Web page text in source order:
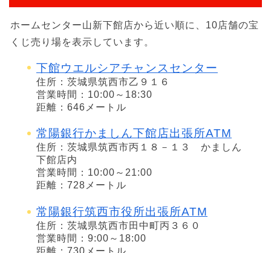
ホームセンター山新下館店から近い順に、10店舗の宝
くじ売り場を表示しています。
下館ウエルシアチャンスセンター
住所：茨城県筑西市乙９１６
営業時間：10:00～18:30
距離：646メートル
常陽銀行かましん下館店出張所ATM
住所：茨城県筑西市丙１８－１３ かましん
下館店内
営業時間：10:00～21:00
距離：728メートル
常陽銀行筑西市役所出張所ATM
住所：茨城県筑西市田中町丙３６０
営業時間：9:00～18:00
距離：730メートル